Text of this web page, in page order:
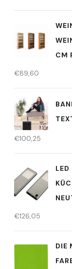
CM
€89,60
€100,25
LED
€126,05
DIE